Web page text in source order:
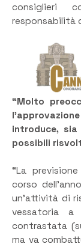
consiglieri
responsabilità
“Molto
introduce,
possibili
“La
corso
un’attività di
vessatoria a
contrastata
ma va